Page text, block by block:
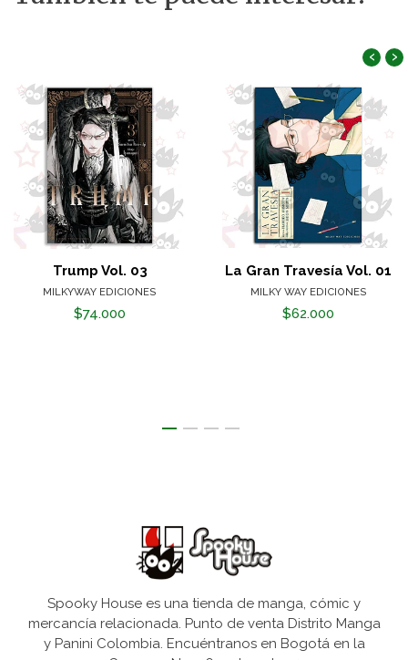
Trump Vol. 03
MILKYWAY EDICIONES
$74.000
La Gran Travesía Vol. 01
MILKY WAY EDICIONES
$62.000
‹ ›
Spooky House es una tienda de manga, cómic y
mercancía relacionada. Punto de venta Distrito Manga
y Panini Colombia. Encuéntranos en Bogotá en la